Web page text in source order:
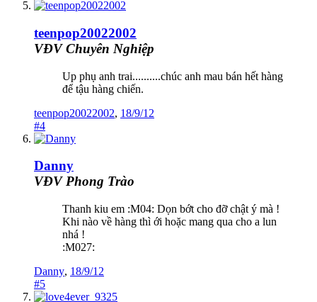
teenpop20022002
VĐV Chuyên Nghiệp
Up phụ anh trai..........chúc anh mau bán hết hàng
để tậu hàng chiến.
teenpop20022002, 18/9/12
#4
Danny
VĐV Phong Trào
Thanh kiu em :M04: Dọn bớt cho đỡ chật ý mà !
Khi nào về hàng thì ới hoặc mang qua cho a lun
nhá !
:M027:
Danny, 18/9/12
#5